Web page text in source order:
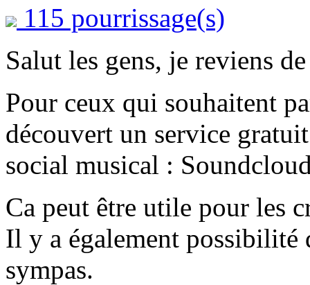
115 pourrissage(s)
Salut les gens, je reviens
Pour ceux qui souhaitent
découvert un service
social musical :
Ca peut être utile pour les
Il y a également possibilité
sympas.